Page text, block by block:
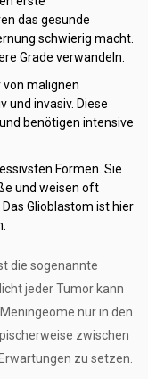
das gesunde
schwierig macht.
Grade verwandeln.
von malignen
und invasiv. Diese
benötigen intensive
Formen. Sie
und weisen oft
Glioblastom ist hier
die sogenannte
jeder Tumor kann
nur in den
zwischen
zu setzen.